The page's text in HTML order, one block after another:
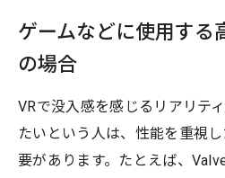
ゲームなどに使用する
の場合
VRで没入感を感じるリアリテ
たいという人は、性能を重視
要があります。たとえば、